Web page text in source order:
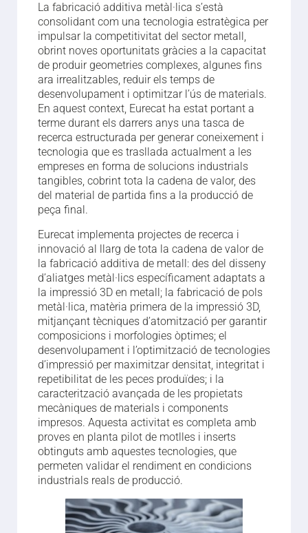
La fabricació additiva metàl·lica s’està
consolidant com una tecnologia estratègica per
impulsar la competitivitat del sector metall,
obrint noves oportunitats gràcies a la capacitat
de produir geometries complexes, algunes fins
ara irrealitzables, reduir els temps de
desenvolupament i optimitzar l’ús de materials.
En aquest context, Eurecat ha estat portant a
terme durant els darrers anys una tasca de
recerca estructurada per generar coneixement i
tecnologia que es trasllada actualment a les
empreses en forma de solucions industrials
tangibles, cobrint tota la cadena de valor, des
del material de partida fins a la producció de
peça final.
Eurecat implementa projectes de recerca i
innovació al llarg de tota la cadena de valor de
la fabricació additiva de metall: des del disseny
d’aliatges metàl·lics específicament adaptats a
la impressió 3D en metall; la fabricació de pols
metàl·lica, matèria primera de la impressió 3D,
mitjançant tècniques d’atomització per garantir
composicions i morfologies òptimes; el
desenvolupament i l’optimització de tecnologies
d’impressió per maximitzar densitat, integritat i
repetibilitat de les peces produïdes; i la
caracterització avançada de les propietats
mecàniques de materials i components
impresos. Aquesta activitat es completa amb
proves en planta pilot de motlles i inserts
obtinguts amb aquestes tecnologies, que
permeten validar el rendiment en condicions
industrials reals de producció.